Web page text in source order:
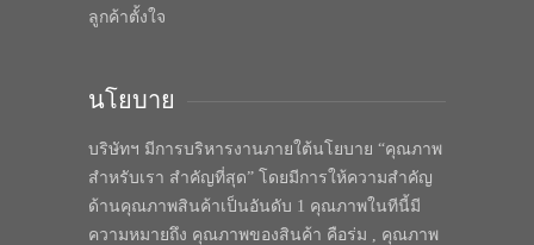
ลูกค้าตั้งใจ
นโยบาย
บริษัทฯ มีการบริหารงานภายใต้นโยบาย “คุณภาพ
สำหรับเรา สำคัญที่สุด” โดยมีการให้ความสำคัญ
ด้านคุณภาพสินค้าเป็นอันดับ 1 คุณภาพในทีนี้มี
ความหมายถึง คุณภาพของสินค้า คือร่ม , คุณภาพ